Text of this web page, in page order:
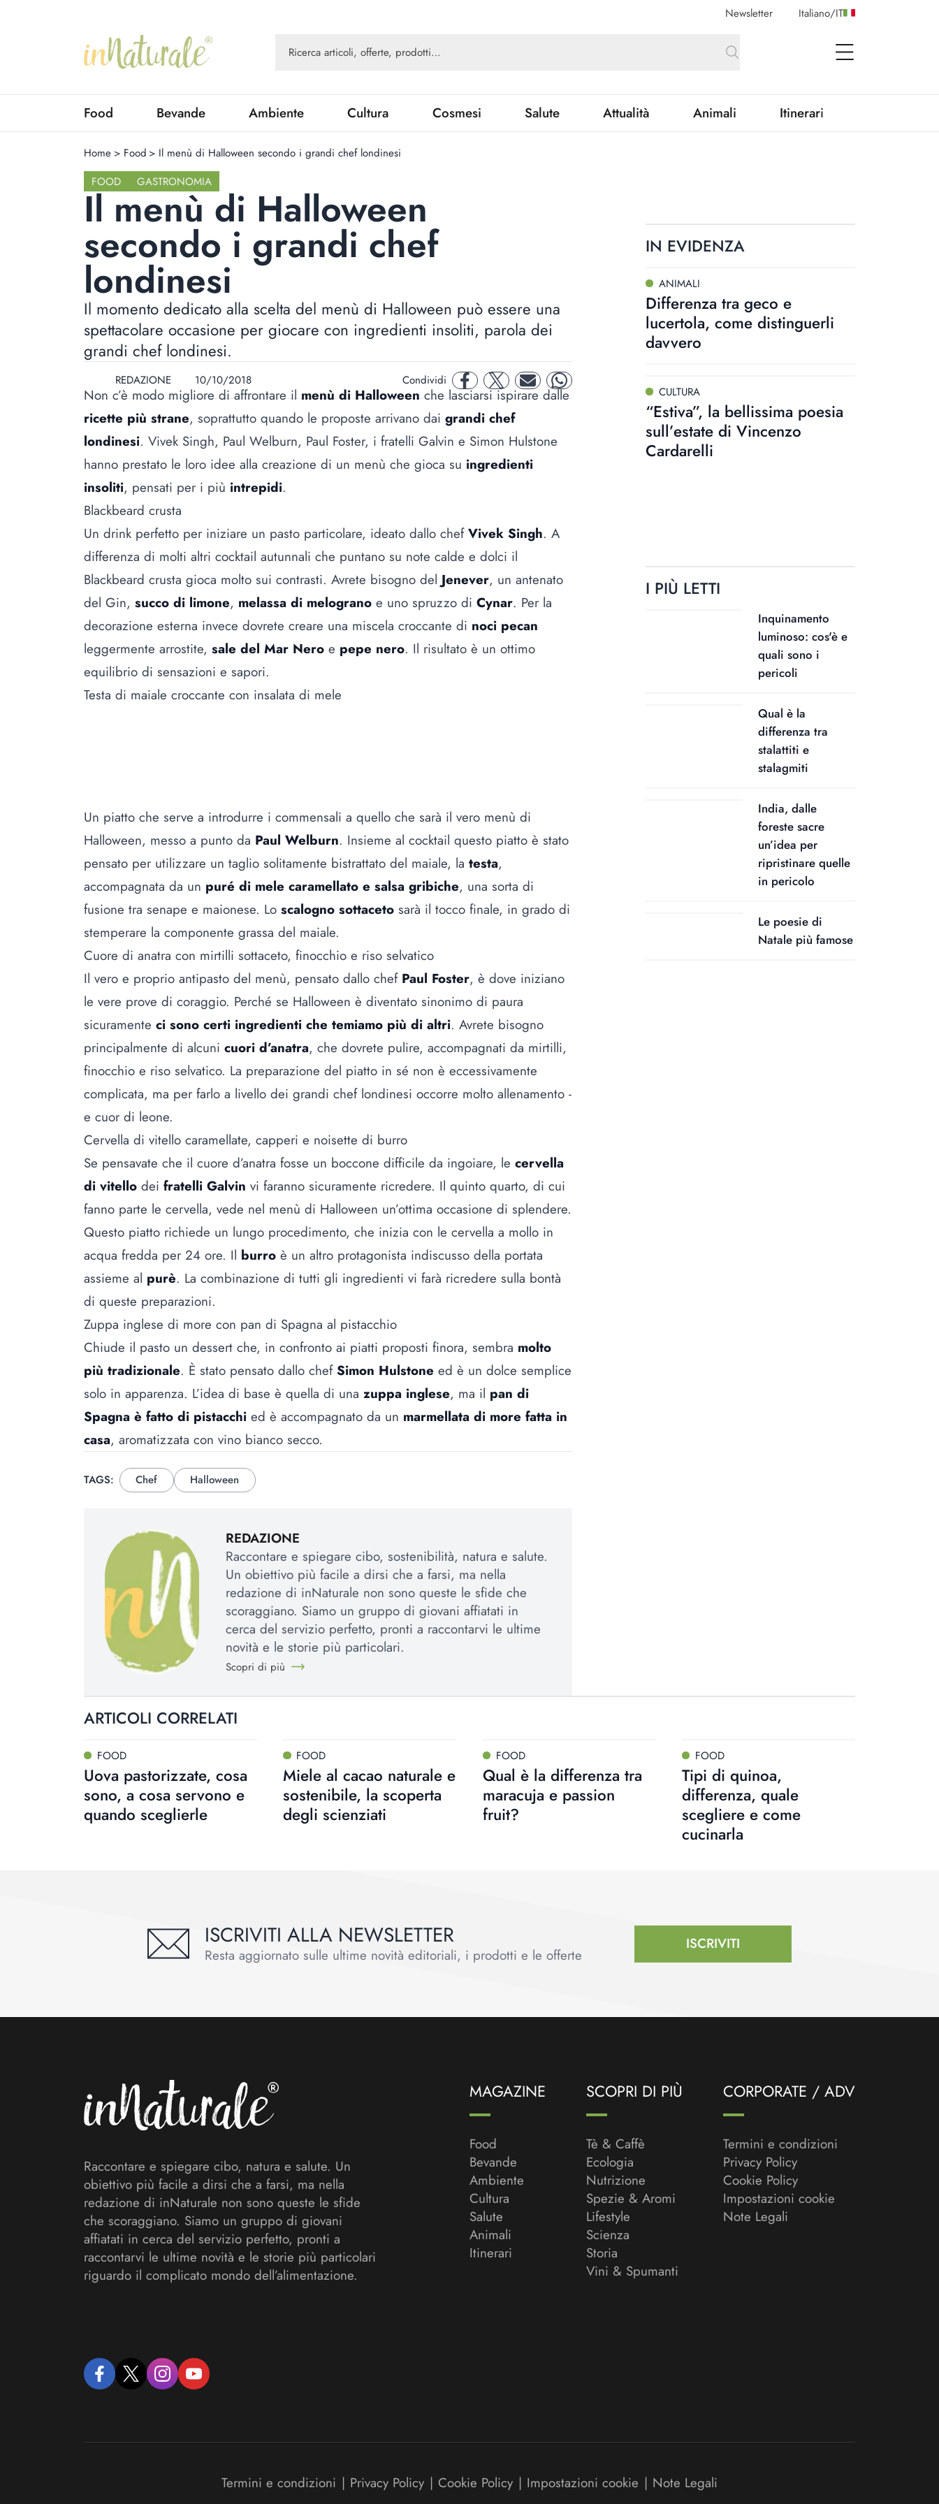
Newsletter Italiano/IT
open Menu
Food Bevande Ambiente Cultura Cosmesi Salute Attualità Animali Itinerari
Home > Food > Il menù di Halloween secondo i grandi chef londinesi
FOOD
GASTRONOMIA
Il menù di Halloween
secondo i grandi chef
londinesi
Il momento dedicato alla scelta del menù di Halloween può essere una
spettacolare occasione per giocare con ingredienti insoliti, parola dei
grandi chef londinesi.
REDAZIONE 10/10/2018 Condividi facebooktwitter mail whatsapp
Non c’è modo migliore di affrontare ilmenù di Halloweenche lasciarsi ispirare dalle
ricette più strane, soprattutto quando le proposte arrivano dai grandi chef
londinesi. Vivek Singh, Paul Welburn, Paul Foster, i fratelli Galvin e Simon Hulstone
hanno prestato le loro idee alla creazione di un menù che gioca su ingredienti
insoliti, pensati per i più intrepidi.
Blackbeard crusta
Un drink perfetto per iniziare un pasto particolare, ideato dallo chefVivek Singh. A
differenza di molti altri cocktail autunnali che puntano su note calde e dolci il
Blackbeard crusta gioca molto sui contrasti. Avrete bisogno del Jenever, un antenato
del Gin, succo di limone, melassa di melograno e uno spruzzo di Cynar. Per la
decorazione esterna invece dovrete creare una miscela croccante di noci pecan
leggermente arrostite, sale del Mar Nero e pepe nero. Il risultato è un ottimo
equilibrio di sensazioni e sapori.
Testa di maiale croccante con insalata di mele
Un piatto che serve a introdurre i commensali a quello che sarà il vero menù di
Halloween, messo a punto da Paul Welburn. Insieme al cocktail questo piatto è stato
pensato per utilizzare un taglio solitamente bistrattato del maiale, la testa,
accompagnata da un puré di mele caramellato e salsa gribiche, una sorta di
fusione tra senape e maionese. Lo scalogno sottaceto sarà il tocco finale, in grado di
stemperare la componente grassa del maiale.
Cuore di anatra con mirtilli sottaceto, finocchio e riso selvatico
Il vero e proprio antipasto del menù, pensato dallo chef Paul Foster, è dove iniziano
le vere prove di coraggio. Perché se Halloween è diventato sinonimo di paura
sicuramente ci sono certi ingredienti che temiamo più di altri. Avrete bisogno
principalmente di alcuni cuori d’anatra, che dovrete pulire, accompagnati da mirtilli,
finocchio e riso selvatico. La preparazione del piatto in sé non è eccessivamente
complicata, ma per farlo a livello dei grandi chef londinesi occorre molto allenamento -
e cuor di leone.
Cervella di vitello caramellate, capperi e noisette di burro
Se pensavate che il cuore d’anatra fosse un boccone difficile da ingoiare, le cervella
di vitello dei fratelli Galvin vi faranno sicuramente ricredere. Il quinto quarto, di cui
fanno parte le cervella, vede nel menù di Halloween un’ottima occasione di splendere.
Questo piatto richiede un lungo procedimento, che inizia con le cervella a mollo in
acqua fredda per 24 ore. Il burro è un altro protagonista indiscusso della portata
assieme al purè. La combinazione di tutti gli ingredienti vi farà ricredere sulla bontà
di queste preparazioni.
Zuppa inglese di more con pan di Spagna al pistacchio
Chiude il pasto un dessert che, in confronto ai piatti proposti finora, sembra molto
più tradizionale. È stato pensato dallo chefSimon Hulstone ed è un dolce semplice
solo in apparenza. L’idea di base è quella di una zuppa inglese, ma il pan di
Spagna è fatto di pistacchi ed è accompagnato da un marmellata di more fatta in
casa, aromatizzata con vino bianco secco.
TAGS: Chef Halloween
REDAZIONE
Raccontare e spiegare cibo, sostenibilità, natura e salute.
Un obiettivo più facile a dirsi che a farsi, ma nella
redazione di inNaturale non sono queste le sfide che
scoraggiano. Siamo un gruppo di giovani affiatati in
cerca del servizio perfetto, pronti a raccontarvi le ultime
novità e le storie più particolari.
Scopri di più
IN EVIDENZA
ANIMALI
Differenza tra geco e
lucertola, come distinguerli
davvero
CULTURA
“Estiva”, la bellissima poesia
sull’estate di Vincenzo
Cardarelli
I PIÙ LETTI
Inquinamento
luminoso: cos'è e
quali sono i
pericoli
Qual è la
differenza tra
stalattiti e
stalagmiti
India, dalle
foreste sacre
un’idea per
ripristinare quelle
in pericolo
Le poesie di
Natale più famose
ARTICOLI CORRELATI
FOOD
Uova pastorizzate, cosa
sono, a cosa servono e
quando sceglierle
FOOD
Miele al cacao naturale e
sostenibile, la scoperta
degli scienziati
FOOD
Qual è la differenza tra
maracuja e passion
fruit?
FOOD
Tipi di quinoa,
differenza, quale
scegliere e come
cucinarla
ISCRIVITI ALLA NEWSLETTER
Resta aggiornato sulle ultime novità editoriali, i prodotti e le offerte
ISCRIVITI
Raccontare e spiegare cibo, natura e salute. Un
obiettivo più facile a dirsi che a farsi, ma nella
redazione di inNaturale non sono queste le sfide
che scoraggiano. Siamo un gruppo di giovani
affiatati in cerca del servizio perfetto, pronti a
raccontarvi le ultime novità e le storie più particolari
riguardo il complicato mondo dell’alimentazione.
facebooktwitter instagramyoutube
MAGAZINE
Food
Bevande
Ambiente
Cultura
Salute
Animali
Itinerari
SCOPRI DI PIÙ
Tè & Caffè
Ecologia
Nutrizione
Spezie & Aromi
Lifestyle
Scienza
Storia
Vini & Spumanti
CORPORATE / ADV
Termini e condizioni
Privacy Policy
Cookie Policy
Impostazioni cookie
Note Legali
Termini e condizioni | Privacy Policy | Cookie Policy | Impostazioni cookie | Note Legali